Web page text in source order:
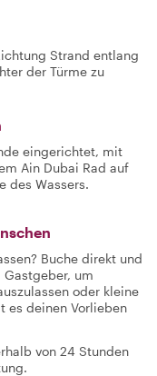
Strand entlang
der Türme zu
eingerichtet, mit
Ain Dubai Rad auf
des Wassers.
Buche direkt und
um
oder kleine
es deinen Vorlieben
von 24 Stunden